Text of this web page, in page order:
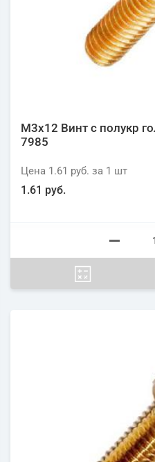
М3х12 Винт с полукр
7985
Цена 1.61 руб. за 1 шт
1.61 руб.